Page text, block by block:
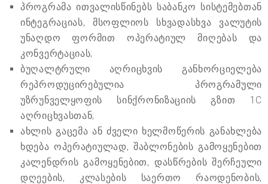
პროგრამა ითვალისწინებს საბანკო სისტემებთან
ინტეგრაციას, მსოფლიოს სხვადასხვა ვალუტის
უნაღდო ფორმით ოპერატიულ მიღებას და
კონვერტაციას;
ბუღალტრული აღრიცხვის განხორციელება
რეპროდუცირებულია პროგრამული
უზრუნველყოფის სინქრონიზაციის გზით 1C
აღრიცხვასთან;
ახლის გაცემა ან ძველი ხელმოწერის განახლება
ხდება ოპერატიულად, შაბლონების გამოყენებით
კალენდრის გამოყენებით, დასწრების შერჩეული
დღეების, კლასების საერთო რაოდენობის,